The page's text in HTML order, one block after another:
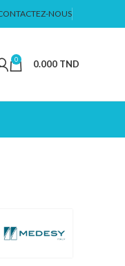
NOUS
0 0.000 TND